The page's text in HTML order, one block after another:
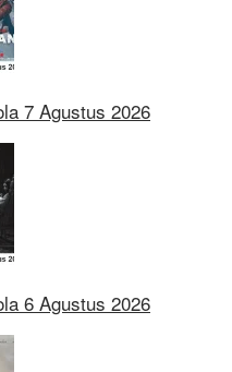
7 Agustus 2026
6 Agustus 2026